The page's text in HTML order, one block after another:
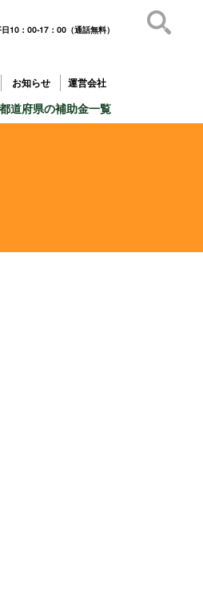
10：00-17：00（通話無料）
お知らせ 運営会社
道府県の補助金一覧